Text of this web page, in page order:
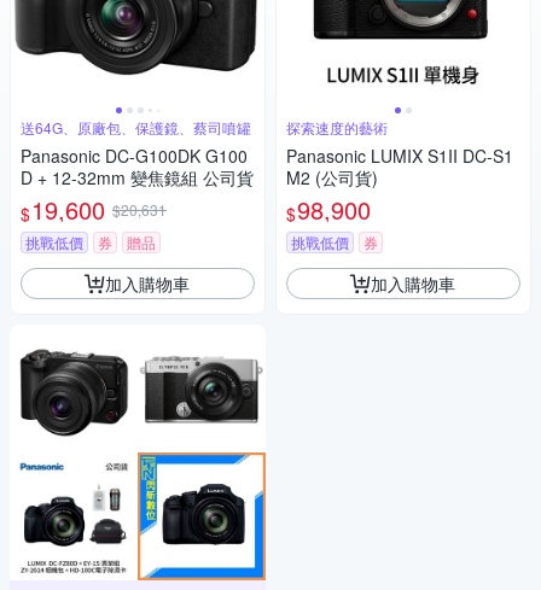
送64G、原廠包、保護鏡、蔡司噴罐
Panasonic DC-G100DK G100
D + 12-32mm 變焦鏡組 公司貨
$19,600 $20,631
挑戰低價
券 贈品
加入購物車
探索速度的藝術
Panasonic LUMIX S1II DC-S1
M2 (公司貨)
$98,900
挑戰低價 券
加入購物車